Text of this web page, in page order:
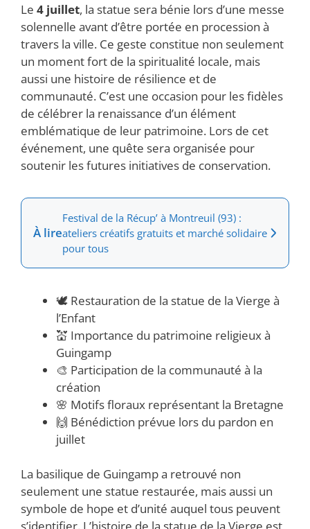
Le 4 juillet, la statue sera bénie lors d’une messe
solennelle avant d’être portée en procession à
travers la ville. Ce geste constitue non seulement
un moment fort de la spiritualité locale, mais
aussi une histoire de résilience et de
communauté. C’est une occasion pour les fidèles
de célébrer la renaissance d’un élément
emblématique de leur patrimoine. Lors de cet
événement, une quête sera organisée pour
soutenir les futures initiatives de conservation.
À lire
Festival de la Récup’ à Montreuil (93) :
ateliers créatifs gratuits et marché solidaire
pour tous
🕊️ Restauration de la statue de la Vierge à
l’Enfant
💒 Importance du patrimoine religieux à
Guingamp
🎨 Participation de la communauté à la
création
🌸 Motifs floraux représentant la Bretagne
🙌 Bénédiction prévue lors du pardon en
juillet
La basilique de Guingamp a retrouvé non
seulement une statue restaurée, mais aussi un
symbole de hope et d’unité auquel tous peuvent